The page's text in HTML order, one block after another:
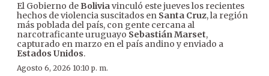
El Gobierno de Boliviavinculó este jueves los recientes
hechos de violencia suscitados en Santa Cruz, la región
más poblada del país, con gente cercana al
narcotraficante uruguayo Sebastián Marset,
capturado en marzo en el país andino y enviado a
Estados Unidos.
Agosto 6, 2026 10:10 p. m.